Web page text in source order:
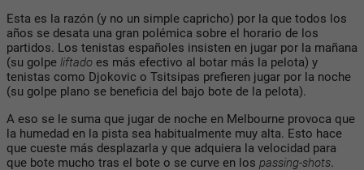
Esta es la razón (y no un simple capricho) por la que todos los
años se desata una gran polémica sobre el horario de los
partidos. Los tenistas españoles insisten en jugar por la mañana
(su golpe liftado es más efectivo al botar más la pelota) y
tenistas como Djokovic o Tsitsipas prefieren jugar por la noche
(su golpe plano se beneficia del bajo bote de la pelota).
A eso se le suma que jugar de noche en Melbourne provoca que
la humedad en la pista sea habitualmente muy alta. Esto hace
que cueste más desplazarla y que adquiera la velocidad para
que bote mucho tras el bote o se curve en los passing-shots.